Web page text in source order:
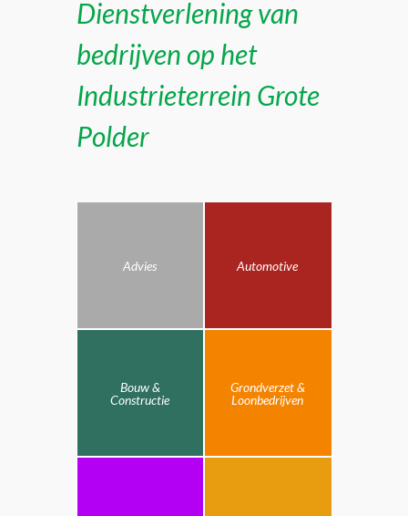
Dienstverlening van
bedrijven op het
Industrieterrein Grote
Polder
Advies Automotive
Bouw &
Constructie
Grondverzet &
Loonbedrijven